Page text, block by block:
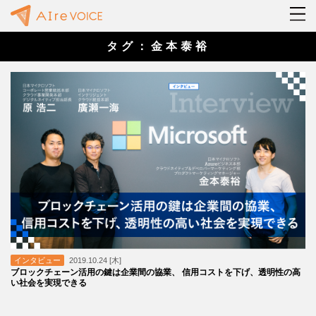
タグ：金本泰裕
インタビュー 2019.10.24 [木]
ブロックチェーン活用の鍵は企業間の協業、 信用コストを下げ、透明性の高
い社会を実現できる